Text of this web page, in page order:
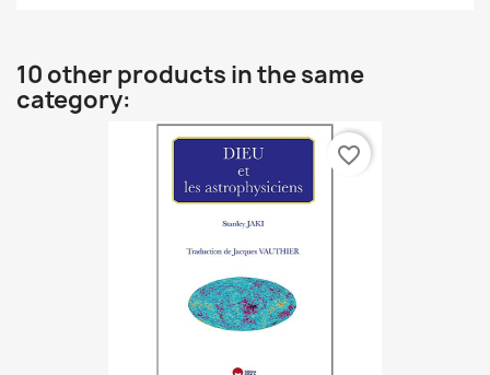
10 other products in the same
category:
favorite_border